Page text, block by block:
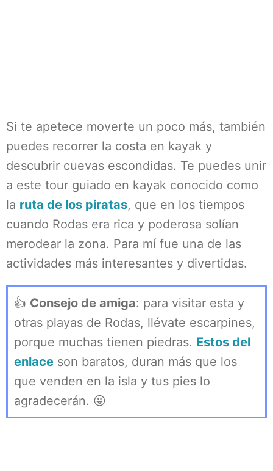
Si te apetece moverte un poco más, también
puedes recorrer la costa en kayak y
descubrir cuevas escondidas. Te puedes unir
a este tour guiado en kayak conocido como
la ruta de los piratas, que en los tiempos
cuando Rodas era rica y poderosa solían
merodear la zona. Para mí fue una de las
actividades más interesantes y divertidas.
👍 Consejo de amiga: para visitar esta y
otras playas de Rodas, llévate escarpines,
porque muchas tienen piedras. Estos del
enlace son baratos, duran más que los
que venden en la isla y tus pies lo
agradecerán. 😝